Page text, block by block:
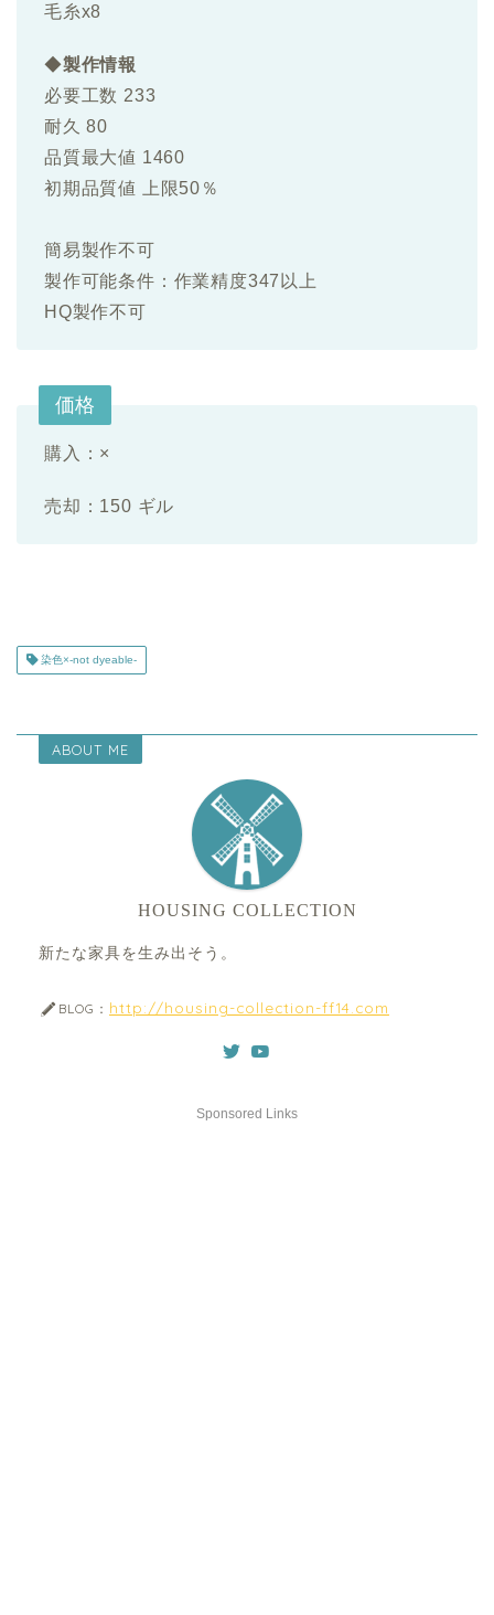
毛糸x8
◆製作情報
必要工数 233
耐久 80
品質最大値 1460
初期品質値 上限50％
簡易製作不可
製作可能条件：作業精度347以上
HQ製作不可
価格
購入：×
売却：150 ギル
染色×-not dyeable-
ABOUT ME
HOUSING COLLECTION
新たな家具を生み出そう。
BLOG： http://housing-collection-ff14.com
Sponsored Links